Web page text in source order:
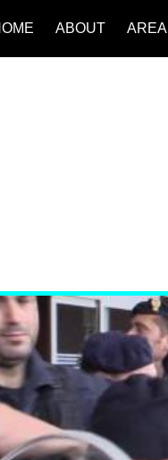
ABOUT AREA